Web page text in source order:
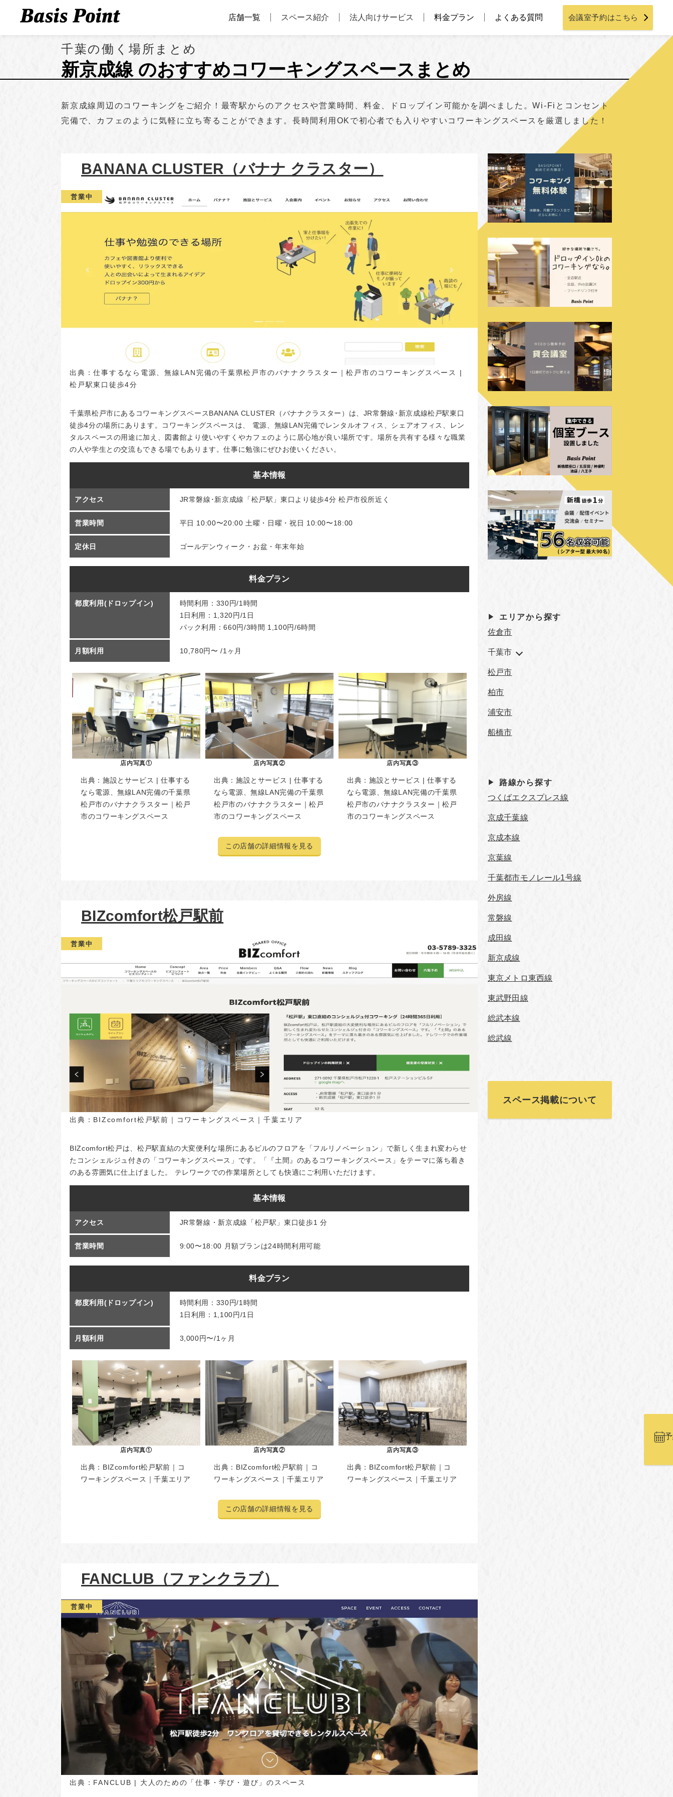
店舗一覧 スペース紹介 法人向けサービス 料金プラン よくある質問 会議室予約はこちら
千葉の働く場所まとめ
新京成線 のおすすめコワーキングスペースまとめ
新京成線周辺のコワーキングをご紹介！最寄駅からのアクセスや営業時間、料金、ドロップイン可能かを調べました。Wi-Fiとコンセント
完備で、カフェのように気軽に立ち寄ることができます。長時間利用OKで初心者でも入りやすいコワーキングスペースを厳選しました！
BANANA CLUSTER（バナナ クラスター）
営業中
出典：仕事するなら電源、無線LAN完備の千葉県松戸市のバナナクラスター｜松戸市のコワーキングスペース |
松戸駅東口徒歩4分
千葉県松戸市にあるコワーキングスペースBANANA CLUSTER（バナナクラスター）は、JR常磐線･新京成線松戸駅東口
徒歩4分の場所にあります。コワーキングスペースは、 電源、無線LAN完備でレンタルオフィス、シェアオフィス、レン
タルスペースの用途に加え、図書館より使いやすくやカフェのように居心地が良い場所です。場所を共有する様々な職業
の人や学生との交流もできる場でもあります。仕事に勉強にぜひお使いください。
基本情報
アクセス JR常磐線･新京成線「松戸駅」東口より徒歩4分 松戸市役所近く
営業時間 平日 10:00〜20:00 土曜・日曜・祝日 10:00〜18:00
定休日 ゴールデンウィーク・お盆・年末年始
料金プラン
都度利用(ドロップイン)
時間利用：330円/1時間
1日利用：1,320円/1日
パック利用：660円/3時間 1,100円/6時間
月額利用 10,780円〜 /1ヶ月
店内写真①
出典： 施設とサービス | 仕事する
なら電源、無線LAN完備の千葉県
松戸市のバナナクラスター｜松戸
市のコワーキングスペース
店内写真②
出典： 施設とサービス | 仕事する
なら電源、無線LAN完備の千葉県
松戸市のバナナクラスター｜松戸
市のコワーキングスペース
店内写真③
出典： 施設とサービス | 仕事する
なら電源、無線LAN完備の千葉県
松戸市のバナナクラスター｜松戸
市のコワーキングスペース
この店舗の詳細情報を見る
BIZcomfort松戸駅前
営業中
出典： BIZcomfort松戸駅前｜コワーキングスペース｜千葉エリア
BIZcomfort松戸は、松戸駅直結の大変便利な場所にあるビルのフロアを「フルリノベーション」で新しく生まれ変わらせ
たコンシェルジュ付きの「コワーキングスペース」です。「『土間』のあるコワーキングスペース」をテーマに落ち着き
のある雰囲気に仕上げました。 テレワークでの作業場所としても快適にご利用いただけます。
基本情報
アクセス JR常磐線・新京成線「松戸駅」東口徒歩1 分
営業時間 9:00〜18:00 月額プランは24時間利用可能
料金プラン
都度利用(ドロップイン)
時間利用：330円/1時間
1日利用：1,100円/1日
月額利用 3,000円〜/1ヶ月
店内写真①
出典： BIZcomfort松戸駅前｜コ
ワーキングスペース｜千葉エリア
店内写真②
出典： BIZcomfort松戸駅前｜コ
ワーキングスペース｜千葉エリア
店内写真③
出典： BIZcomfort松戸駅前｜コ
ワーキングスペース｜千葉エリア
この店舗の詳細情報を見る
FANCLUB（ファンクラブ）
営業中
出典： FANCLUB | 大人のための「仕事・学び・遊び」のスペース
エリアから探す
佐倉市
千葉市
松戸市
柏市
浦安市
船橋市
路線から探す
つくばエクスプレス線
京成千葉線
京成本線
京葉線
千葉都市モノレール1号線
外房線
常磐線
成田線
新京成線
東京メトロ東西線
東武野田線
総武本線
総武線
スペース掲載について